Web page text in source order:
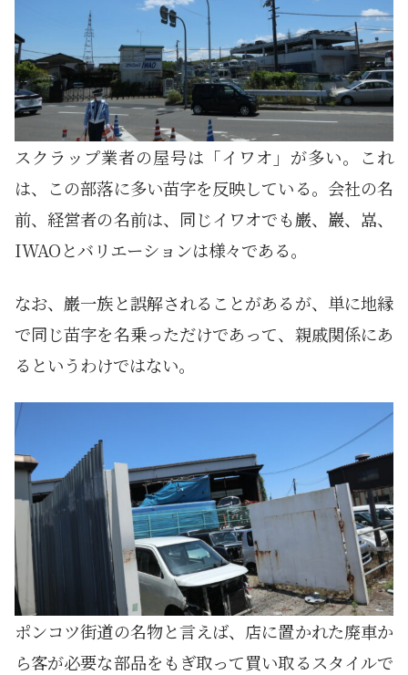
スクラップ業者の屋号は「イワオ」が多い。これ
は、この部落に多い苗字を反映している。会社の名
前、経営者の名前は、同じイワオでも巌、巖、嵓、
IWAOとバリエーションは様々である。
なお、巌一族と誤解されることがあるが、単に地縁
で同じ苗字を名乗っただけであって、親戚関係にあ
るというわけではない。
ポンコツ街道の名物と言えば、店に置かれた廃車か
ら客が必要な部品をもぎ取って買い取るスタイルで